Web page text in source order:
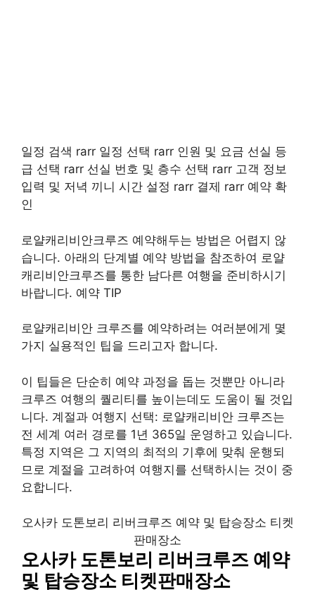
일정 검색 rarr 일정 선택 rarr 인원 및 요금 선실 등
급 선택 rarr 선실 번호 및 층수 선택 rarr 고객 정보
입력 및 저녁 끼니 시간 설정 rarr 결제 rarr 예약 확
인
로얄캐리비안크루즈 예약해두는 방법은 어렵지 않
습니다. 아래의 단계별 예약 방법을 참조하여 로얄
캐리비안크루즈를 통한 남다른 여행을 준비하시기
바랍니다. 예약 TIP
로얄캐리비안 크루즈를 예약하려는 여러분에게 몇
가지 실용적인 팁을 드리고자 합니다.
이 팁들은 단순히 예약 과정을 돕는 것뿐만 아니라
크루즈 여행의 퀄리티를 높이는데도 도움이 될 것입
니다. 계절과 여행지 선택: 로얄캐리비안 크루즈는
전 세계 여러 경로를 1년 365일 운영하고 있습니다.
특정 지역은 그 지역의 최적의 기후에 맞춰 운행되
므로 계절을 고려하여 여행지를 선택하시는 것이 중
요합니다.
오사카 도톤보리 리버크루즈 예약 및 탑승장소 티켓
판매장소
오사카 도톤보리 리버크루즈 예약
및 탑승장소 티켓판매장소